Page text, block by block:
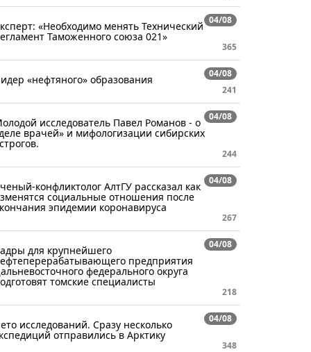
04/08
«Необходимо менять Технический
Таможенного союза 021»
365
04/08
«нефтяного» образования
241
04/08
исследователь Павел Романов - о
врачей» и мифологизации сибирских
244
04/08
конфликтолог АлтГУ рассказал как
социальные отношения после
эпидемии коронавируса
267
04/08
для крупнейшего
предприятия
федерального округа
томские специалисты
218
04/08
исследований. Сразу несколько
отправились в Арктику
348